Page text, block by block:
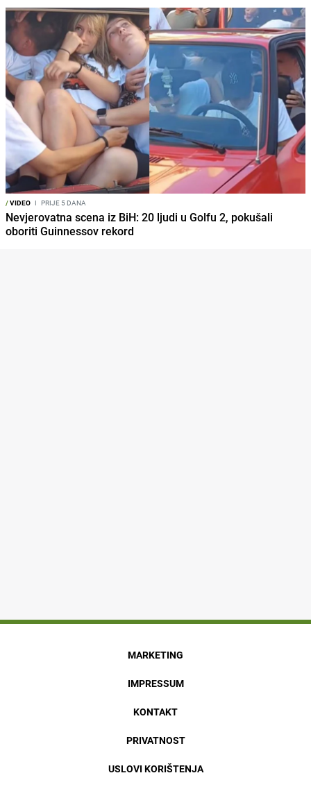
/VIDEO I PRIJE 5 DANA
Nevjerovatna scena iz BiH: 20 ljudi u Golfu 2, pokušali
oboriti Guinnessov rekord
MARKETING
IMPRESSUM
KONTAKT
PRIVATNOST
USLOVI KORIŠTENJA